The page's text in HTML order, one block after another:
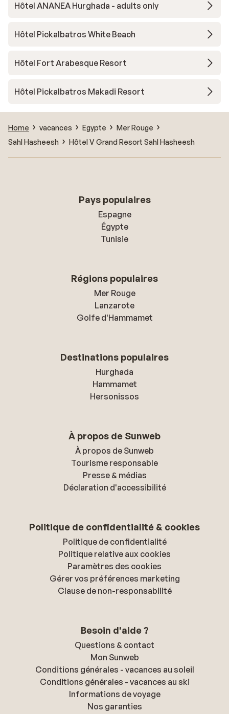
Hôtel ANANEA Hurghada - adults only
Hôtel Pickalbatros White Beach
Hôtel Fort Arabesque Resort
Hôtel Pickalbatros Makadi Resort
Home vacances Egypte
Mer Rouge
Sahl Hasheesh
Hôtel V Grand Resort Sahl Hasheesh
Pays populaires
Espagne
Égypte
Tunisie
Régions populaires
Mer Rouge
Lanzarote
Golfe d'Hammamet
Destinations populaires
Hurghada
Hammamet
Hersonissos
À propos de Sunweb
À propos de Sunweb
Tourisme responsable
Presse & médias
Déclaration d'accessibilité
Politique de confidentialité & cookies
Politique de confidentialité
Politique relative aux cookies
Paramètres des cookies
Gérer vos préférences marketing
Clause de non-responsabilité
Besoin d'aide ?
Questions & contact
Mon Sunweb
Conditions générales - vacances au soleil
Conditions générales - vacances au ski
Informations de voyage
Nos garanties